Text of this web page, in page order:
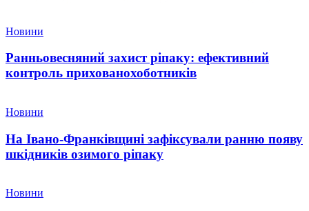
Новини
Ранньовесняний захист ріпаку: ефективний
контроль прихованохоботників
Новини
На Івано-Франківщині зафіксували ранню появу
шкідників озимого ріпаку
Новини